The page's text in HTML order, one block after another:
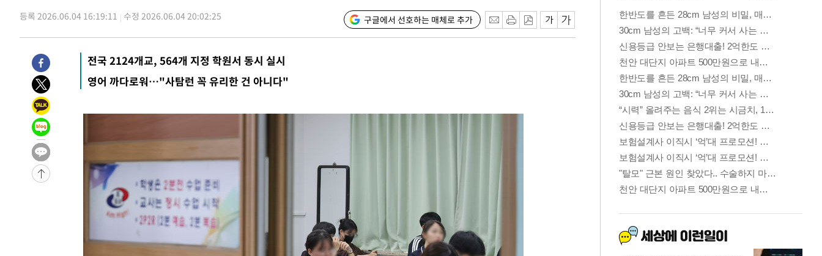
등록 2026.06.04 16:19:11 수정 2026.06.04 20:02:25 구글에서 선호하는 매체로 추가
전국 2124개교, 564개 지정 학원서 동시 실시
영어 까다로워…"사탐런 꼭 유리한 건 아니다"